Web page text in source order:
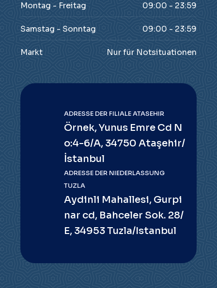
Montag - Freitag 09:00 - 23:59
Samstag - Sonntag 09:00 - 23:59
Markt Nur für Notsituationen
ADRESSE DER FILIALE ATASEHIR
Örnek, Yunus Emre Cd N
o:4-6/A, 34750 Ataşehir/
İstanbul
ADRESSE DER NIEDERLASSUNG
TUZLA
Aydinli Mahallesi, Gurpi
nar cd, Bahceler Sok. 28/
E, 34953 Tuzla/Istanbul